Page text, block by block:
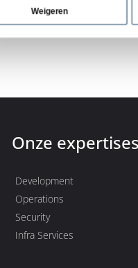
Weigeren
Onze expertises
Development
Operations
Security
Infra Services